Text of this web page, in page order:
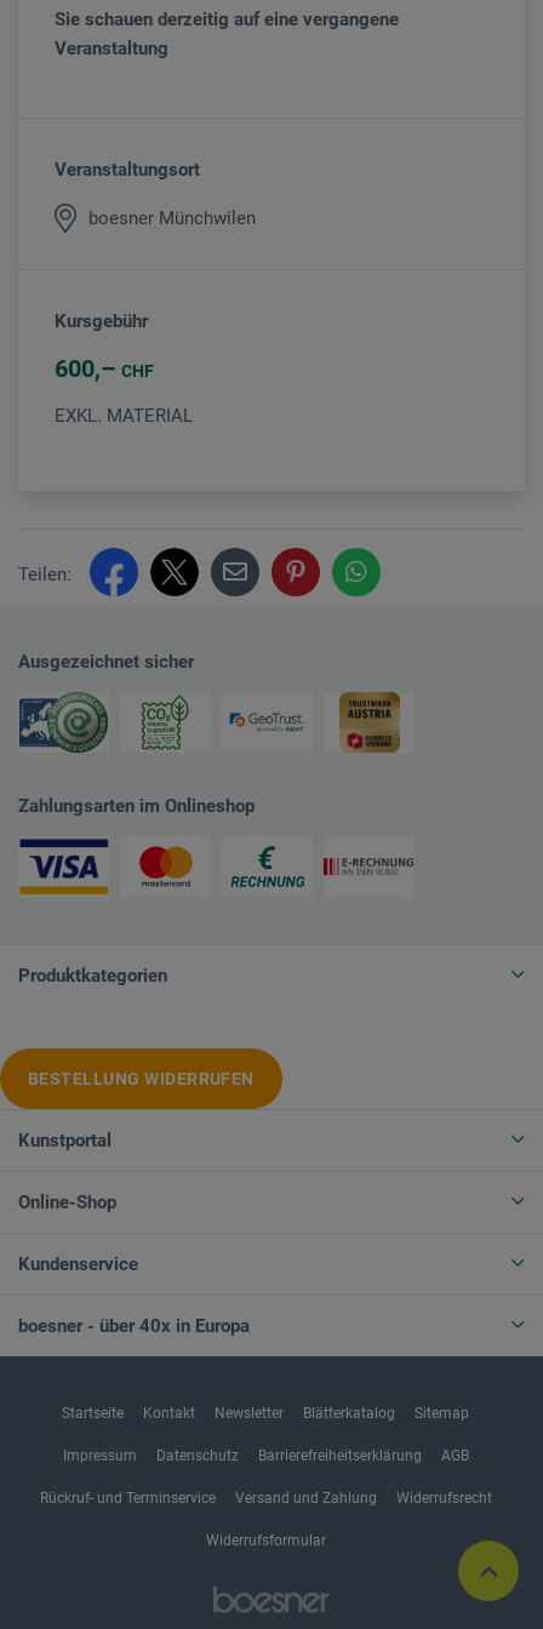
Sie schauen derzeitig auf eine vergangene
Veranstaltung
Veranstaltungsort
boesner Münchwilen
Kursgebühr
600 CHF
EXKL. MATERIAL
Teilen:
Ausgezeichnet sicher
Zahlungsarten im Onlineshop
Produktkategorien
BESTELLUNG WIDERRUFEN
Kunstportal
Online-Shop
Kundenservice
boesner - über 40x in Europa
Startseite Kontakt Newsletter Blätterkatalog Sitemap
Impressum Datenschutz Barrierefreiheitserklärung AGB
Rückruf- und Terminservice Versand und Zahlung Widerrufsrecht
Widerrufsformular